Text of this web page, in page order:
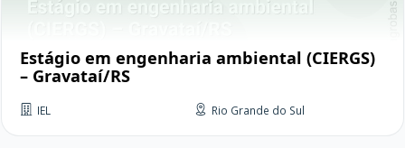
Estágio em engenharia ambiental (CIERGS)
– Gravataí/RS
IEL Rio Grande do Sul